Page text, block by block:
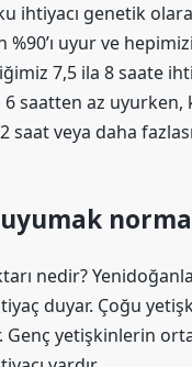
ihtiyacı genetik
uyur ve
7,5 ila 8 saate
saatten az uyurken,
saat veya daha
nedir?
duyar. Çoğu
Genç yetişkinlerin